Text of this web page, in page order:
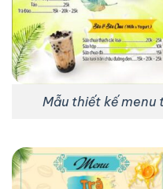
Mẫu thiết kế menu